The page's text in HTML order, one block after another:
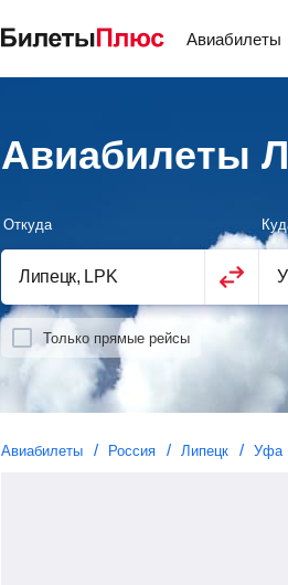
Авиабилеты
Авиабилеты
Откуда
Только прямые рейсы
Авиабилеты Россия Липецк Уфа